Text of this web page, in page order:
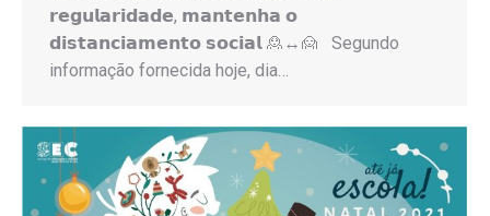
𝗿𝗲𝗴𝘂𝗹𝗮𝗿𝗶𝗱𝗮𝗱𝗲, 𝗺𝗮𝗻𝘁𝗲𝗻𝗵𝗮 𝗼
𝗱𝗶𝘀𝘁𝗮𝗻𝗰𝗶𝗮𝗺𝗲𝗻𝘁𝗼 𝘀𝗼𝗰𝗶𝗮𝗹 🙎↔️🙍 Segundo
informação fornecida hoje, dia…